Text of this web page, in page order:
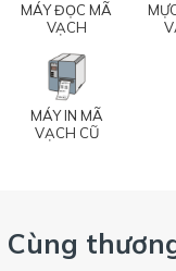
MÁY ĐỌC MÃ
VẠCH
MÁY IN MÃ
VẠCH CŨ
Cùng